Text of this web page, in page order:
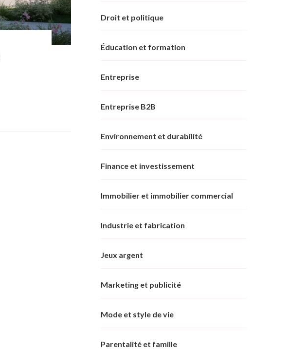
Droit et politique
Éducation et formation
Entreprise
Entreprise B2B
Environnement et durabilité
Finance et investissement
Immobilier et immobilier commercial
Industrie et fabrication
Jeux argent
Marketing et publicité
Mode et style de vie
Parentalité et famille